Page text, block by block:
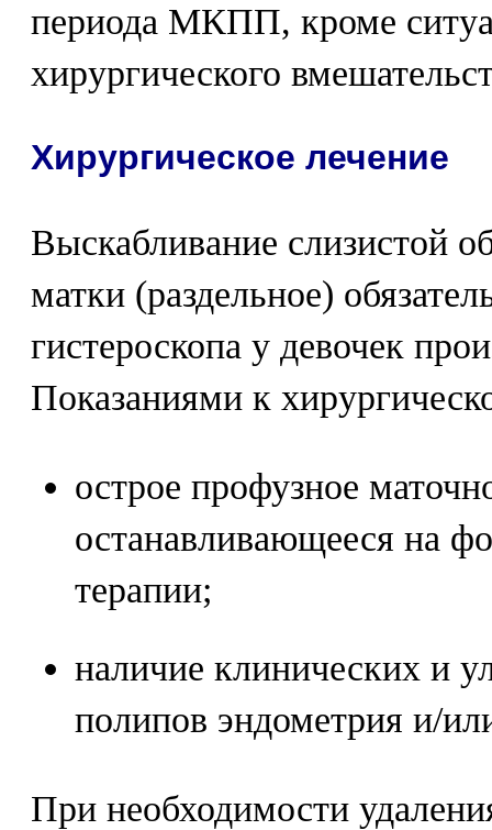
периода МКПП, кроме
хирургического
Хирургическое лечение
Выскабливание слизистой
матки (раздельное)
гистероскопа у девочек
Показаниями к
острое профузное
останавливающееся на
терапии;
наличие клинических и
полипов эндометрия и/
При необходимости